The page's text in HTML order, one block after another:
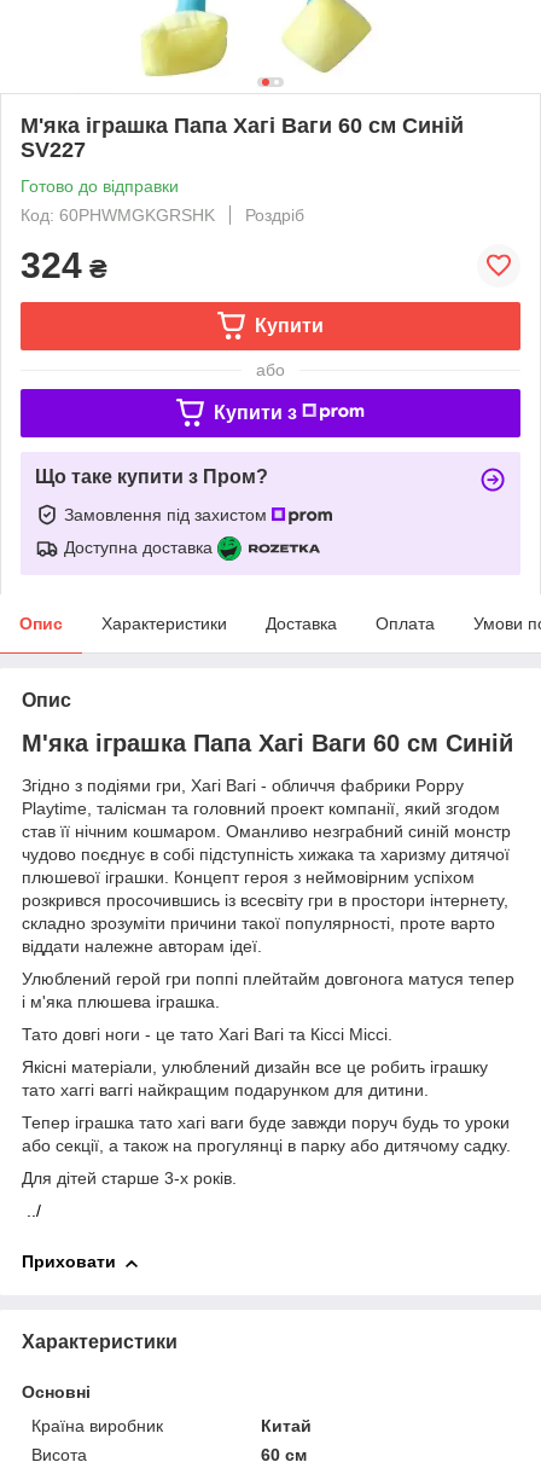
М'яка іграшка Папа Хагі Ваги 60 см Синій
SV227
Готово до відправки
Код: 60PHWMGKGRSHK
Роздріб
324 ₴
Купити
або
Купити з
Що таке купити з Пром?
Замовлення під захистом
Доступна доставка
Опис Характеристики Доставка Оплата Умови
Опис
М'яка іграшка Папа Хагі Ваги 60 см Синій
Згідно з подіями гри, Хагі Вагі - обличчя фабрики Poppy
Playtime, талісман та головний проект компанії, який згодом
став її нічним кошмаром. Оманливо незграбний синій монстр
чудово поєднує в собі підступність хижака та харизму дитячої
плюшевої іграшки. Концепт героя з неймовірним успіхом
розкрився просочившись із всесвіту гри в простори інтернету,
складно зрозуміти причини такої популярності, проте варто
віддати належне авторам ідеї.
Улюблений герой гри поппі плейтайм довгонога матуся тепер
і м'яка плюшева іграшка.
Тато довгі ноги - це тато Хагі Вагі та Кіссі Міссі.
Якісні матеріали, улюблений дизайн все це робить іграшку
тато хаггі ваггі найкращим подарунком для дитини.
Тепер іграшка тато хагі ваги буде завжди поруч будь то уроки
або секції, а також на прогулянці в парку або дитячому садку.
Для дітей старше 3-х років.
../
Приховати
Характеристики
Основні
Країна виробник
Китай
Висота
60 см